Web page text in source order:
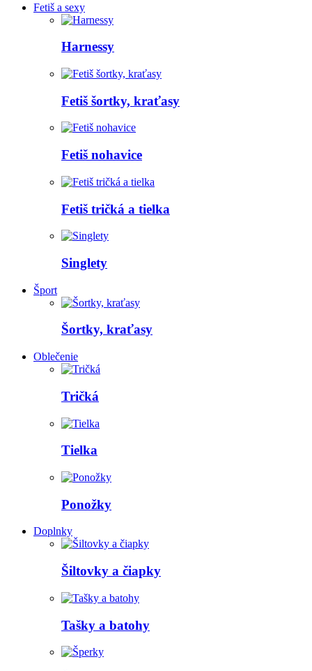
Fetiš a sexy
Harnessy
Fetiš šortky, kraťasy
Fetiš nohavice
Fetiš tričká a tielka
Singlety
Šport
Šortky, kraťasy
Oblečenie
Tričká
Tielka
Ponožky
Doplnky
Šiltovky a čiapky
Tašky a batohy